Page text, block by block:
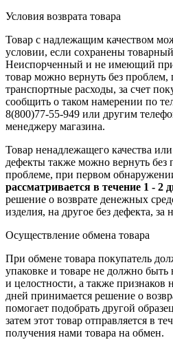
Условия возврата товара
Товар с надлежащим качеством
условии, если сохранены
Неиспорченный и не имеющий
товар можно вернуть без проблем,
транспортные расходы, за счет
сообщить о таком намерении по
8(800)77-55-949 или другим
менеджеру магазина.
Товар ненадлежащего качества
дефекты также можно вернуть
проблеме, при первом
рассматривается в течение 1 - 2
решение о возврате денежных
изделия, на другое без дефекта, за
Осуществление обмена товара
При обмене товара покупатель
упаковке и товаре не должно
и целостности, а также признаков
дней принимается решение о
помогает подобрать другой
затем этот товар отправляется в
получения нами товара на обмен.